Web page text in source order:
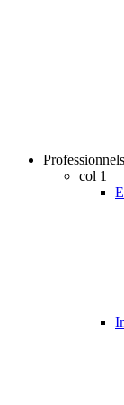
Professionnels
col 1